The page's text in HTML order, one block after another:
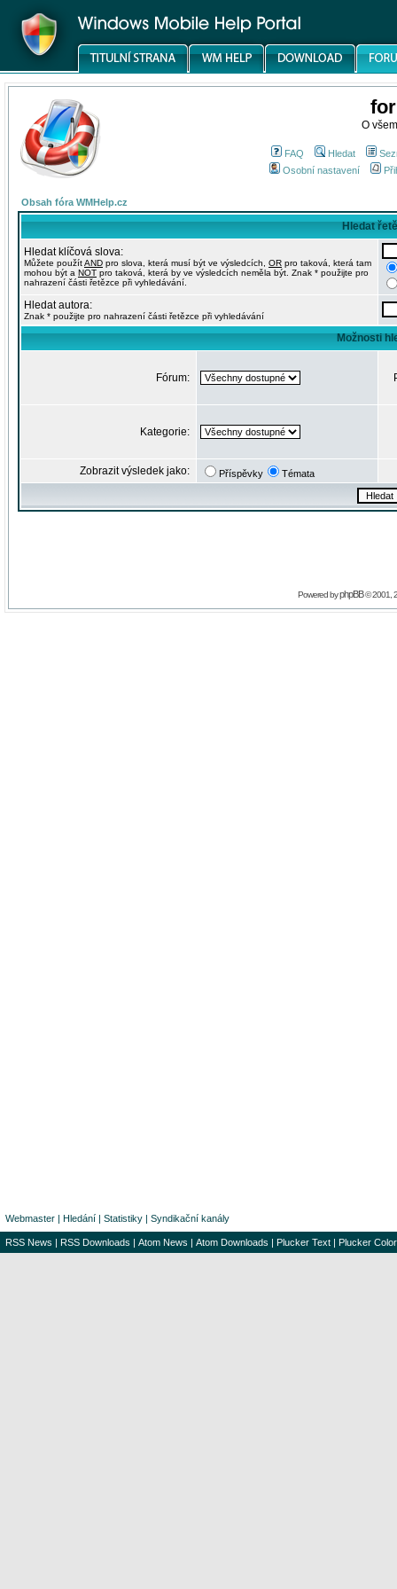
O
FAQ Hledat
Osobní nastavení
Obsah fóra WMHelp.cz
Hledat
Hledat klíčová slova:
Můžete použítAND pro slova, která musí být ve výsledcích, OR pro taková, která tam
mohou být a NOT pro taková, která by ve výsledcích neměla být. Znak * použijte pro
nahrazení části řetězce při vyhledávání.
Hledat autora:
Znak * použijte pro nahrazení části řetězce při vyhledávání
Možnosti
Fórum:
Kategorie:
Zobrazit výsledek jako: Příspěvky Témata
Powered byphpBB© 2001,
Webmaster | Hledání | Statistiky | Syndikační kanály
RSS News | RSS Downloads | Atom News | Atom Downloads | Plucker Text | Plucker Color